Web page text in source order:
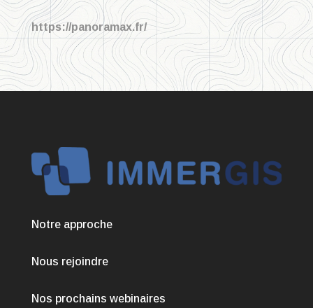
https://panoramax.fr/
Notre approche
Nous rejoindre
Nos prochains webinaires